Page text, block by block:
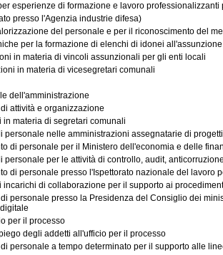
esperienze di formazione e lavoro
presso l'Agenzia industrie difesa)
del personale e per il riconoscimento del
per la formazione di elenchi di idonei
in materia di vincoli assunzionali per gli enti locali
in materia di vicesegretari comunali
dell'amministrazione
attività e organizzazione
in materia di segretari comunali
personale nelle amministrazioni assegnatarie di progetti
di personale per il Ministero dell'economia e delle
personale per le attività di controllo, audit,
di personale presso l'Ispettorato nazionale del lavoro
incarichi di collaborazione per il supporto ai
personale presso la Presidenza del Consiglio dei
per il processo
degli addetti all'ufficio per il processo
personale a tempo determinato per il supporto alle